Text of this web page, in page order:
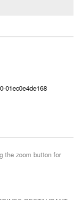
01ec0e4de168
the zoom button for